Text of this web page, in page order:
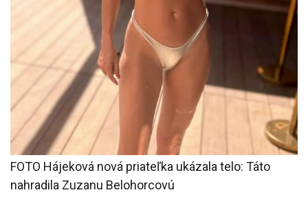
FOTO Hájeková nová priateľka ukázala telo: Táto
nahradila Zuzanu Belohorcovú